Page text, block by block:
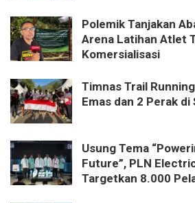
Polemik Tanjakan
Arena Latihan Atlet
Komersialisasi
Timnas Trail
Emas dan 2 Perak di
Usung Tema
Future”, PLN
Targetkan 8.000